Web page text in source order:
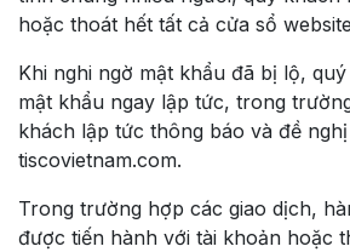
hoặc thoát hết tất cả cửa sổ
Khi nghi ngờ mật khẩu đã bị lộ,
mật khẩu ngay lập tức, trong
khách lập tức thông báo và đề
tiscovietnam.com.
Trong trường hợp các giao dịch,
được tiến hành với tài khoản hoặc